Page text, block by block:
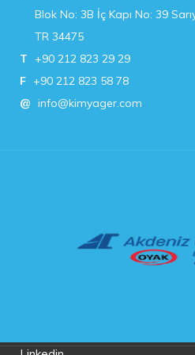
Blok No: 3B İç Kapı No: 39
TR 34475
T +90 212 823 29 29
F +90 212 823 58 78
@ info@kimyager.com